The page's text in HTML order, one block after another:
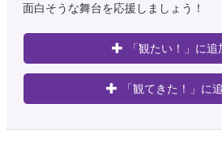
面白そうな舞台を応援しましょう！
「観たい！」に追
「観てきた！」に